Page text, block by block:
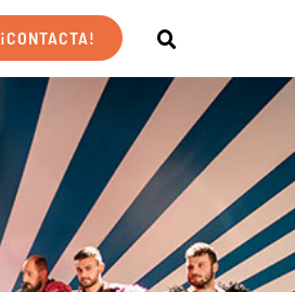
¡CONTACTA!